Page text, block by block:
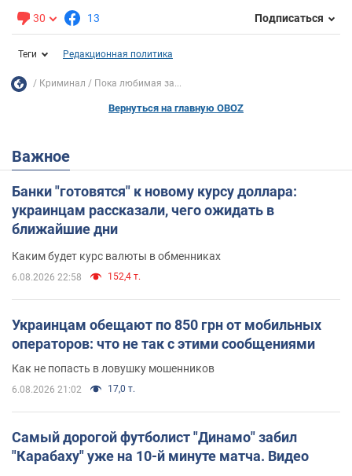
30 13 Подписаться
Теги Редакционная политика
Криминал Пока любимая за...
Вернуться на главную OBOZ
Важное
Банки "готовятся" к новому курсу доллара:
украинцам рассказали, чего ожидать в
ближайшие дни
Каким будет курс валюты в обменниках
6.08.2026 22:58 152,4 т.
Украинцам обещают по 850 грн от мобильных
операторов: что не так с этими сообщениями
Как не попасть в ловушку мошенников
6.08.2026 21:02 17,0 т.
Самый дорогой футболист "Динамо" забил
"Карабаху" уже на 10-й минуте матча. Видео